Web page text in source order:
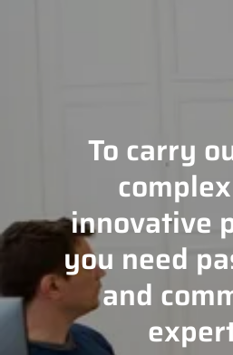
To carry
innovative
you need
and